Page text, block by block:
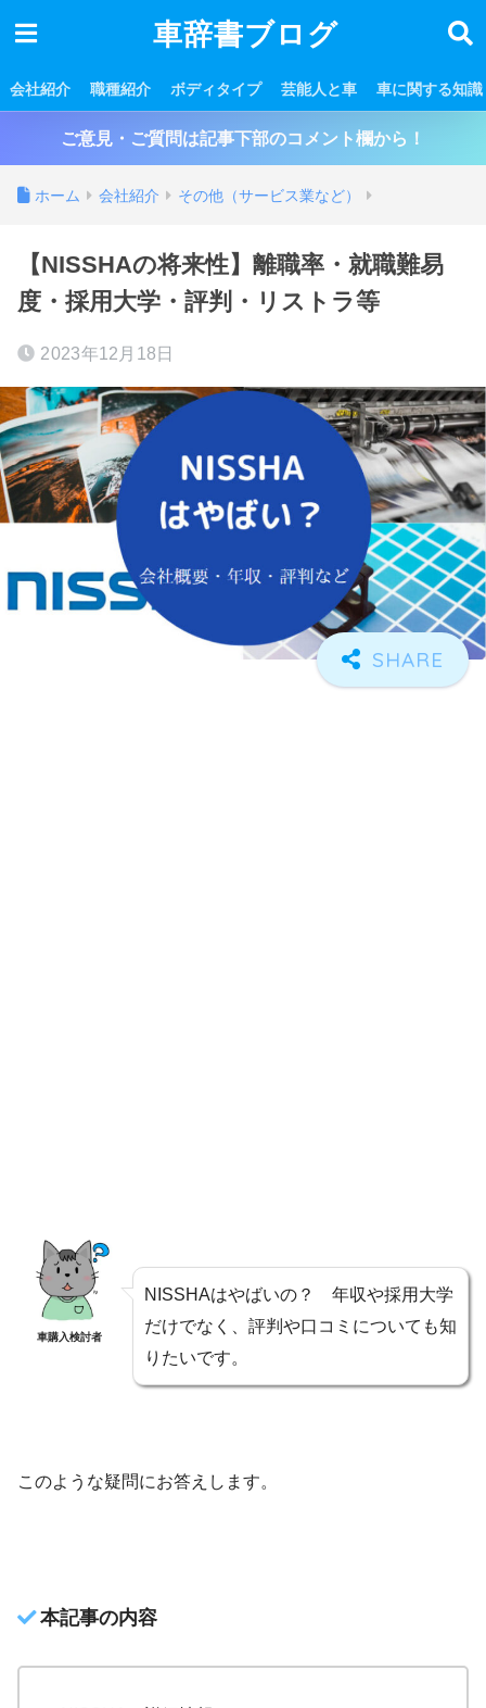
車辞書ブログ
会社紹介 職種紹介 ボディタイプ 芸能人と車 車に関する知識
ご意見・ご質問は記事下部のコメント欄から！
ホーム 会社紹介 その他（サービス業など）
【NISSHAの将来性】離職率・就職難易
度・採用大学・評判・リストラ等
2023年12月18日
車購入検討者
NISSHAはやばいの？ 年収や採用大学
だけでなく、評判や口コミについても知
りたいです。
このような疑問にお答えします。
本記事の内容